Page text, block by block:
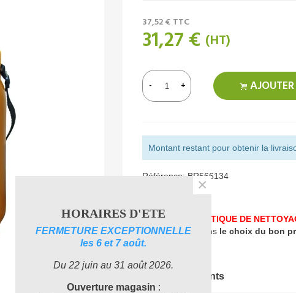
37,52 € TTC
31,27 € (HT)
- +
Montant restant pour obtenir la
Référence: BR566134
UNE PROBLEMATIQUE DE
accompagner dans le choix du bon
Documents joints
HORAIRES D'ETE
FERMETURE EXCEPTIONNELLE
les 6 et 7 août.
Du 22 juin au 31 août 2026.
Ouverture magasin :
×